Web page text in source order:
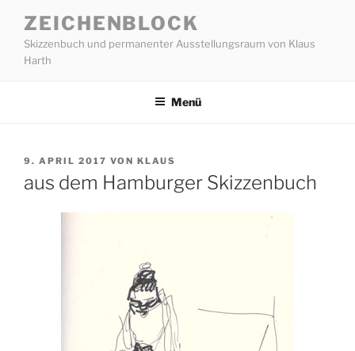
Inhalt
springen
ZEICHENBLOCK
Skizzenbuch und permanenter Ausstellungsraum von Klaus
Harth
Menü
VERÖFFENTLICHT
9. APRIL 2017 VON KLAUS
aus dem Hamburger Skizzenbuch